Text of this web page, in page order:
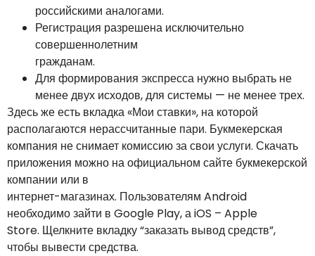
российскими аналогами.
Регистрация разрешена исключительно
совершеннолетним
гражданам.
Для формирования экспресса нужно выбрать не
менее двух исходов, для системы — не менее трех.
Здесь же есть вкладка «Мои ставки», на которой
располагаются нерассчитанные пари. Букмекерская
компания не снимает комиссию за свои услуги. Скачать
приложения можно на официальном сайте букмекерской
компании или в
интернет-магазинах. Пользователям Android
необходимо зайти в Google Play, а iOS – Apple
Store. Щелкните вкладку “заказать вывод средств”,
чтобы вывести средства.